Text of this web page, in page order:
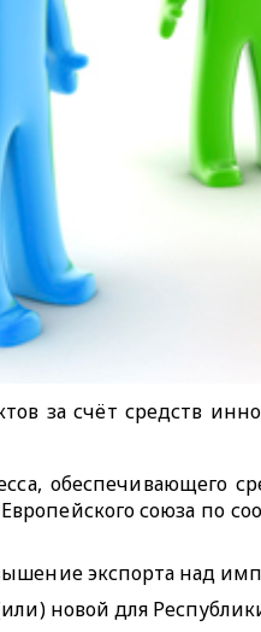
за счёт средств
обеспечивающего
союза по
экспорта над
новой для